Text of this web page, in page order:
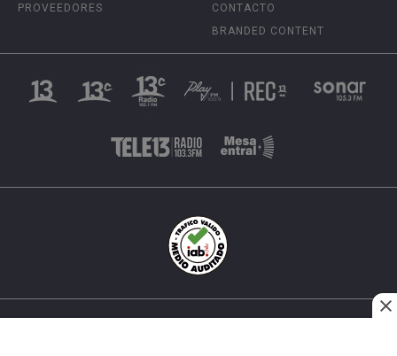
PROVEEDORES
CONTACTO
BRANDED CONTENT